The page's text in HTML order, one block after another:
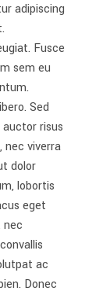
adipiscing
Fusce
sem eu
Sed
risus
nec viverra
dolor
lobortis
eget
nec
ac
Donec